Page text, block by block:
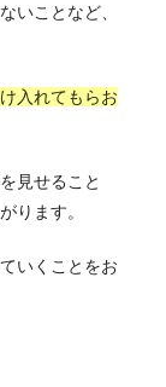
いことなど、
入れてもらお
見せること
ります。
いくことをお